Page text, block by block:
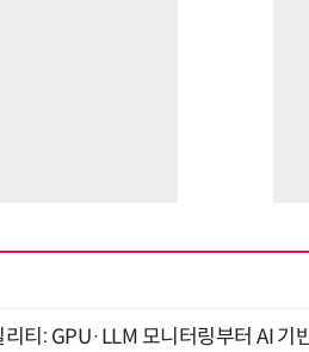
티: GPU·LLM 모니터링부터 AI